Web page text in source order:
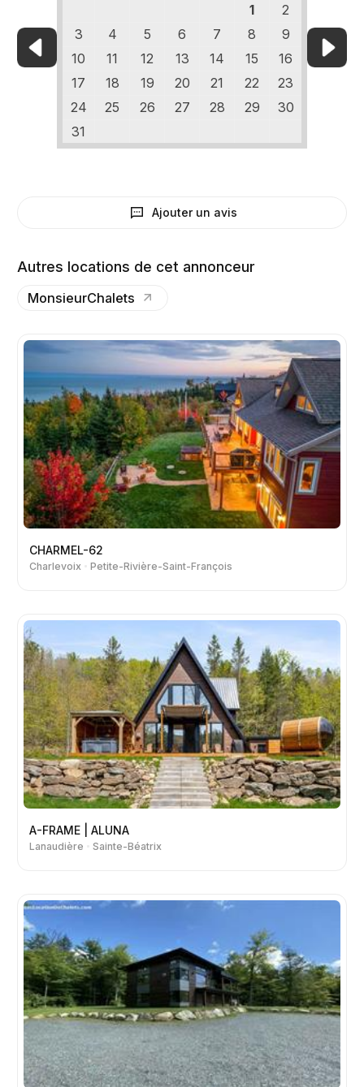
1
2
3
4 5 6 7 8
9
10
11 12 13 14 15
16
17
18 19 20 21 22
23
24
25 26 27 28 29
30
31
Ajouter un avis
Autres locations de cet annonceur
MonsieurChalets
CHARMEL-62
Charlevoix Petite-Rivière-Saint-François
A-FRAME | ALUNA
Lanaudière Sainte-Béatrix